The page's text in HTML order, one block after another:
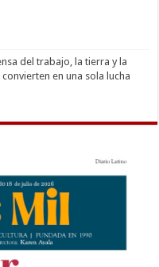
del trabajo, la tierra y la
en una sola lucha